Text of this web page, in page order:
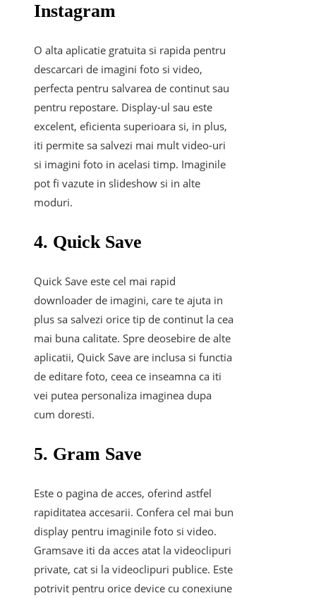
Instagram
O alta aplicatie gratuita si rapida pentru
descarcari de imagini foto si video,
perfecta pentru salvarea de continut sau
pentru repostare. Display-ul sau este
excelent, eficienta superioara si, in plus,
iti permite sa salvezi mai mult video-uri
si imagini foto in acelasi timp. Imaginile
pot fi vazute in slideshow si in alte
moduri.
4. Quick Save
Quick Save este cel mai rapid
downloader de imagini, care te ajuta in
plus sa salvezi orice tip de continut la cea
mai buna calitate. Spre deosebire de alte
aplicatii, Quick Save are inclusa si functia
de editare foto, ceea ce inseamna ca iti
vei putea personaliza imaginea dupa
cum doresti.
5. Gram Save
Este o pagina de acces, oferind astfel
rapiditatea accesarii. Confera cel mai bun
display pentru imaginile foto si video.
Gramsave iti da acces atat la videoclipuri
private, cat si la videoclipuri publice. Este
potrivit pentru orice device cu conexiune